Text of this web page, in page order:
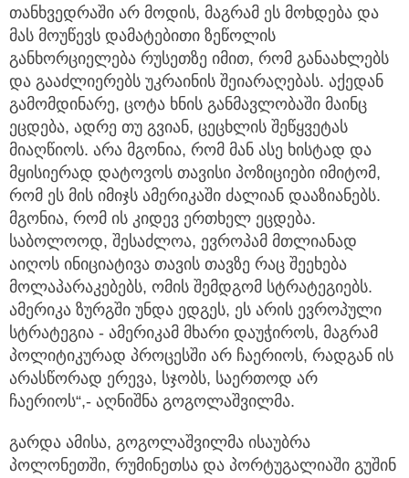
თანხვედრაში არ მოდის, მაგრამ ეს მოხდება და
მას მოუწევს დამატებითი ზეწოლის
განხორციელება რუსეთზე იმით, რომ განაახლებს
და გააძლიერებს უკრაინის შეიარაღებას. აქედან
გამომდინარე, ცოტა ხნის განმავლობაში მაინც
ეცდება, ადრე თუ გვიან, ცეცხლის შეწყვეტას
მიაღწიოს. არა მგონია, რომ მან ასე ხისტად და
მყისიერად დატოვოს თავისი პოზიციები იმიტომ,
რომ ეს მის იმიჯს ამერიკაში ძალიან დააზიანებს.
მგონია, რომ ის კიდევ ერთხელ ეცდება.
საბოლოოდ, შესაძლოა, ევროპამ მთლიანად
აიღოს ინიციატივა თავის თავზე რაც შეეხება
მოლაპარაკებებს, ომის შემდგომ სტრატეგიებს.
ამერიკა ზურგში უნდა ედგეს, ეს არის ევროპული
სტრატეგია - ამერიკამ მხარი დაუჭიროს, მაგრამ
პოლიტიკურად პროცესში არ ჩაერიოს, რადგან ის
არასწორად ერევა, სჯობს, საერთოდ არ
ჩაერიოს“,- აღნიშნა გოგოლაშვილმა.
გარდა ამისა, გოგოლაშვილმა ისაუბრა
პოლონეთში, რუმინეთსა და პორტუგალიაში გუშინ